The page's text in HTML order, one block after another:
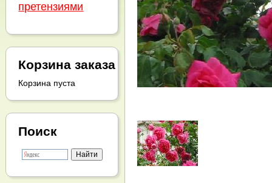
претензиями
Корзина заказа
Корзина пуста
Поиск